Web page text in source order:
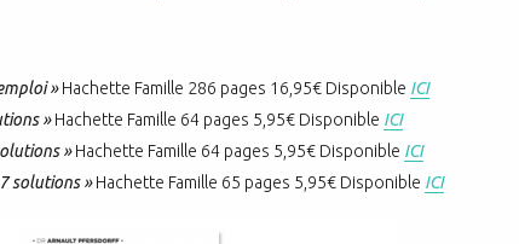
»Hachette Famille 286 pages 16,95€ Disponible ICI
»Hachette Famille 64 pages 5,95€ Disponible ICI
»Hachette Famille 64 pages 5,95€ Disponible ICI
solutions »Hachette Famille 65 pages 5,95€ Disponible ICI